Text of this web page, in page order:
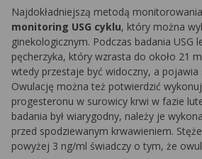
Najdokładniejszą metodą
monitoring USG cyklu, który można
ginekologicznym. Podczas badania USG
pęcherzyka, który wzrasta do około 21
wtedy przestaje być widoczny, a pojawia
Owulację można też potwierdzić
progesteronu w surowicy krwi w fazie
badania był wiarygodny, należy je
przed spodziewanym krwawieniem.
powyżej 3 ng/ml świadczy o tym, że